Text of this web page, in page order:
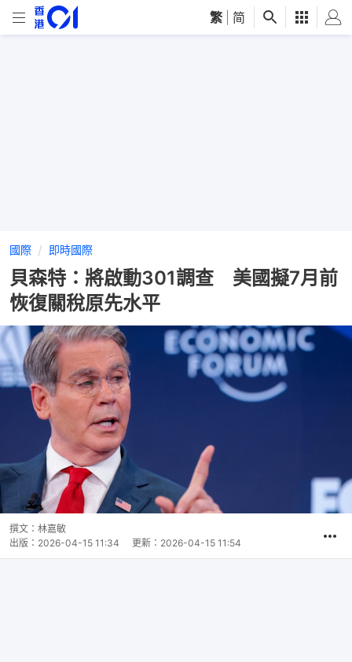
繁 简
國際 即時國際
貝森特：將啟動301調查 美國擬7月前
恢復關稅原先水平
撰文： 林嘉敏
出版： 2026-04-15 11:34 更新： 2026-04-15 11:54